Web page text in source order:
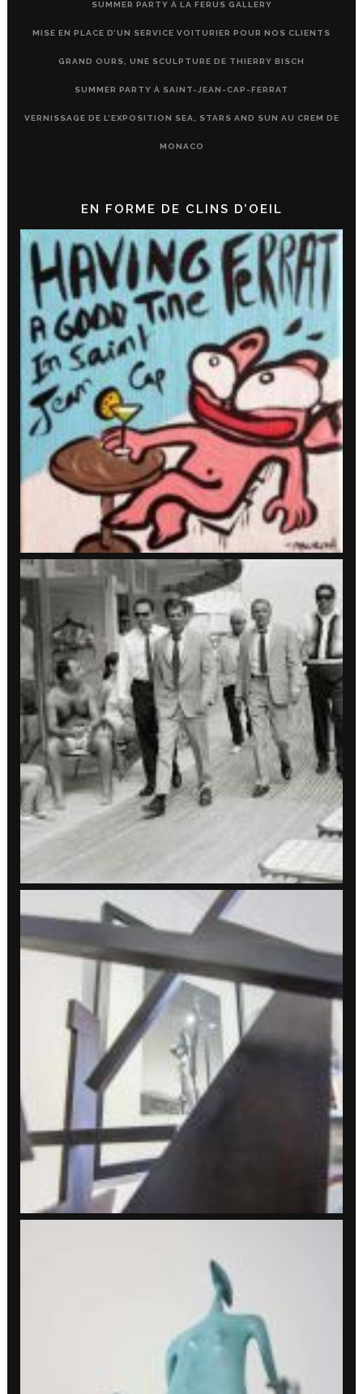
SUMMER PARTY À LA FERUS GALLERY
MISE EN PLACE D’UN SERVICE VOITURIER POUR NOS CLIENTS
GRAND OURS, UNE SCULPTURE DE THIERRY BISCH
SUMMER PARTY À SAINT-JEAN-CAP-FERRAT
VERNISSAGE DE L’EXPOSITION SEA, STARS AND SUN AU CREM DE
MONACO
EN FORME DE CLINS D’OEIL